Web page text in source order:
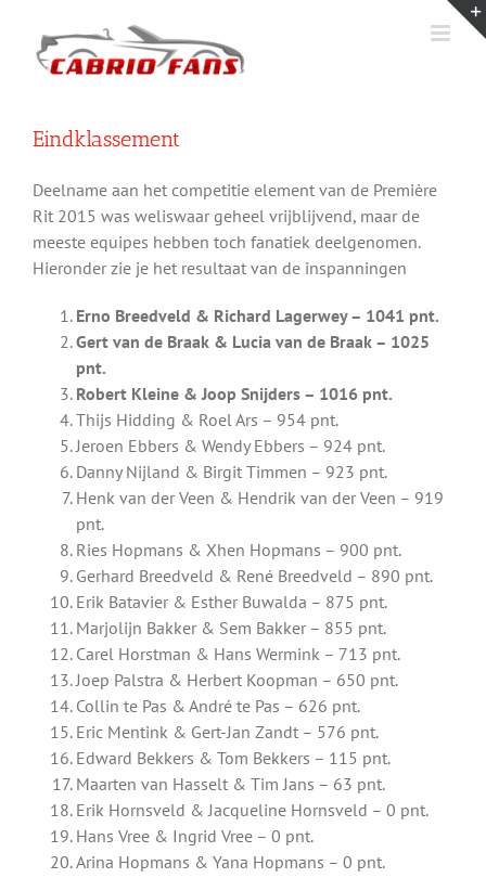
inhoud
Eindklassement
Deelname aan het competitie element van de Première
Rit 2015 was weliswaar geheel vrijblijvend, maar de
meeste equipes hebben toch fanatiek deelgenomen.
Hieronder zie je het resultaat van de inspanningen
Erno Breedveld & Richard Lagerwey – 1041 pnt.
Gert van de Braak & Lucia van de Braak – 1025
pnt.
Robert Kleine & Joop Snijders – 1016 pnt.
Thijs Hidding & Roel Ars – 954 pnt.
Jeroen Ebbers & Wendy Ebbers – 924 pnt.
Danny Nijland & Birgit Timmen – 923 pnt.
Henk van der Veen & Hendrik van der Veen – 919
pnt.
Ries Hopmans & Xhen Hopmans – 900 pnt.
Gerhard Breedveld & René Breedveld – 890 pnt.
Erik Batavier & Esther Buwalda – 875 pnt.
Marjolijn Bakker & Sem Bakker – 855 pnt.
Carel Horstman & Hans Wermink – 713 pnt.
Joep Palstra & Herbert Koopman – 650 pnt.
Collin te Pas & André te Pas – 626 pnt.
Eric Mentink & Gert-Jan Zandt – 576 pnt.
Edward Bekkers & Tom Bekkers – 115 pnt.
Maarten van Hasselt & Tim Jans – 63 pnt.
Erik Hornsveld & Jacqueline Hornsveld – 0 pnt.
Hans Vree & Ingrid Vree – 0 pnt.
Arina Hopmans & Yana Hopmans – 0 pnt.